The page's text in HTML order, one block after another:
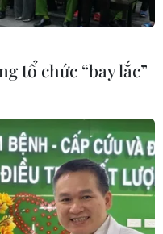
hợp tác trong
giớitrên bộ và trên
biệt ở Eo biển
(TTXVN/Vietnam+)
tổ chức “bay lắc”